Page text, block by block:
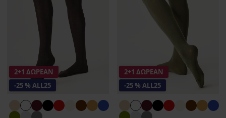
2+1 ΔΩΡΕΑΝ
-25 % ALL25
2+1 ΔΩΡΕΑΝ
-25 % ALL25